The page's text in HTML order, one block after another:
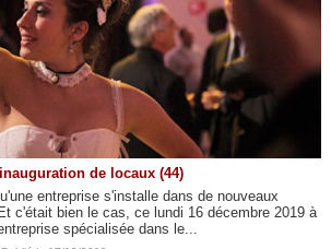
de locaux (44)
entreprise s'installe dans de nouveaux
c'était bien le cas, ce lundi 16 décembre 2019 à
spécialisée dans le...